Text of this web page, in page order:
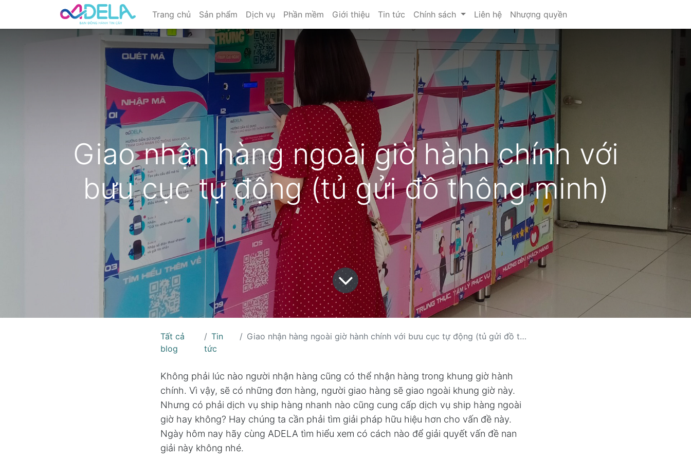
Trang chủ Sản phẩm Dịch vụ Phần mềm Giới thiệu Tin tức Chính sách Liên hệ Nhượng quyền
Giao nhận hàng ngoài giờ hành chính với
bưu cục tự động (tủ gửi đồ thông minh)
Tất cả
blog
Tin
tức
Giao nhận hàng ngoài giờ hành chính với bưu cục tự động (tủ gửi đồ thông minh)
Không phải lúc nào người nhận hàng cũng có thể nhận hàng trong khung giờ hành
chính. Vì vậy, sẽ có những đơn hàng, người giao hàng sẽ giao ngoài khung giờ này.
Nhưng có phải dịch vụ ship hàng nhanh nào cũng cung cấp dịch vụ ship hàng ngoài
giờ hay không? Hay chúng ta cần phải tìm giải pháp hữu hiệu hơn cho vấn đề này.
Ngày hôm nay hãy cùng ADELA tìm hiểu xem có cách nào để giải quyết vấn đề nan
giải này không nhé.